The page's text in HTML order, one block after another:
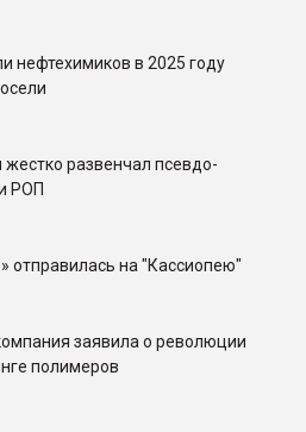
нефтехимиков в 2025 году
развенчал псевдо-
РОП
отправилась на "Кассиопею"
заявила о революции
полимеров